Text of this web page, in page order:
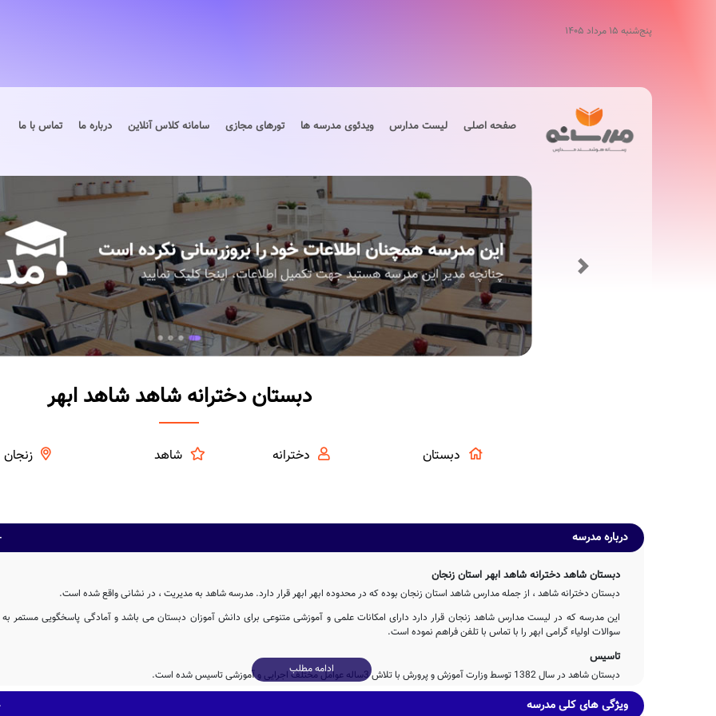
پنج‌شنبه ۱۵ مرداد ۱۴۰۵
صفحه اصلی لیست مدارس ویدئوی مدرسه ها تورهای مجازی سامانه کلاس آنلاین درباره ما تماس با ما
Next
دبستان دخترانه شاهد شاهد ابهر
دبستان دخترانه شاهد زنجان
درباره مدرسه
دبستان شاهد دخترانه شاهد ابهر استان زنجان
دبستان دخترانه شاهد ، از جمله مدارس شاهد استان زنجان بوده که در محدوده ابهر ابهر قرار دارد. مدرسه شاهد به مدیریت ، در نشانی واقع شده است.
این مدرسه که در لیست مدارس شاهد زنجان قرار دارد دارای امکانات علمی و آموزشی متنوعی برای دانش آموزان دبستان می باشد و آمادگی پاسخگویی مستمر به
سوالات اولیاء گرامی ابهر را با تماس با تلفن فراهم نموده است.
تاسیس
دبستان شاهد در سال 1382 توسط وزارت آموزش و پرورش با تلاش 3ساله عوامل مختلف اجرایی و آموزشی تاسیس شده است.
دبستان شاهد شاهد دارای 435 مترمربع بعنوان فضای آموزشی و همچنین 350 مترمربع حیاط سرباز و دارای امکانات ورزشی است.
ادامه مطلب
ویژگی های کلی مدرسه